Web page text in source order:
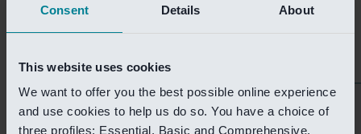
Consent Details About
This website uses cookies
We want to offer you the best possible online experience
and use cookies to help us do so. You have a choice of
three profiles: Essential, Basic and Comprehensive.
Investment Banking
Van Lanschot Kempen Research
Helaas is deze pagina